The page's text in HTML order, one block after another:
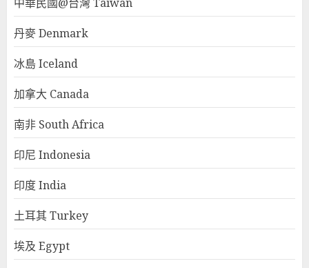
丹麥 Denmark
冰島 Iceland
加拿大 Canada
南非 South Africa
印尼 Indonesia
印度 India
土耳其 Turkey
埃及 Egypt